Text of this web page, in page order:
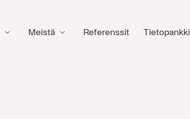
Meistä Referenssit Tietopankki